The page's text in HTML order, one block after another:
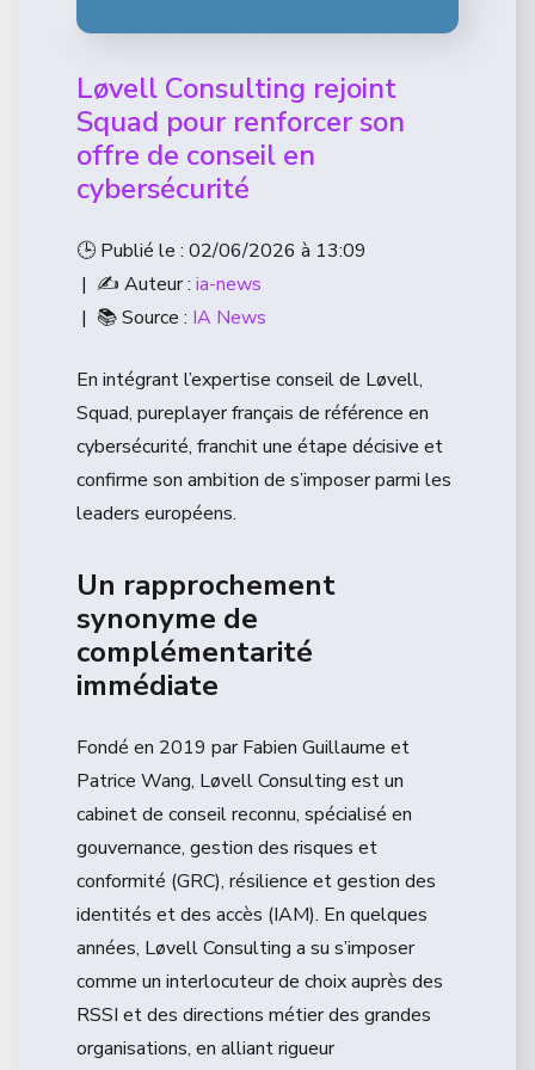
Løvell Consulting rejoint
Squad pour renforcer son
offre de conseil en
cybersécurité
🕒 Publié le : 02/06/2026 à 13:09
| ✍️ Auteur : ia-news
| 📚 Source : IA News
En intégrant l’expertise conseil de Løvell,
Squad, pureplayer français de référence en
cybersécurité, franchit une étape décisive et
confirme son ambition de s’imposer parmi les
leaders européens.
Un rapprochement
synonyme de
complémentarité
immédiate
Fondé en 2019 par Fabien Guillaume et
Patrice Wang, Løvell Consulting est un
cabinet de conseil reconnu, spécialisé en
gouvernance, gestion des risques et
conformité (GRC), résilience et gestion des
identités et des accès (IAM). En quelques
années, Løvell Consulting a su s’imposer
comme un interlocuteur de choix auprès des
RSSI et des directions métier des grandes
organisations, en alliant rigueur